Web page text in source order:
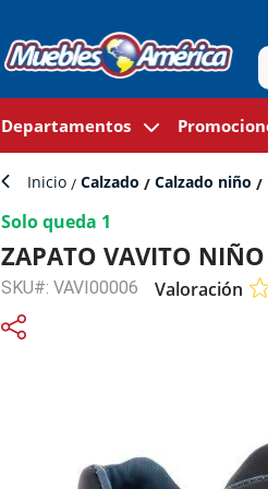
Departamentos
Inicio Calzado Calzado niño
Solo queda 1
ZAPATO VAVITO
SKU#: VAVI00006 Valoración